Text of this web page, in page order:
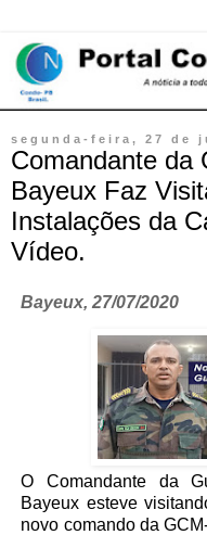
segunda-feira, 27 de
Comandante da
Bayeux Faz
Instalações da
Vídeo.
Bayeux, 27/07/2020
O Comandante da
Bayeux esteve
novo comando da